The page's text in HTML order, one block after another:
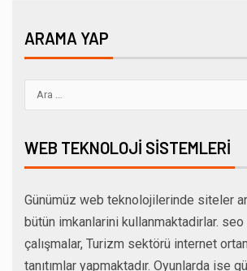
ARAMA YAP
WEB TEKNOLOJI SISTEMLERI
Günümüz web teknolojilerinde siteler
bütün imkanlarini kullanmaktadirlar. seo
çalışmalar, Turizm sektörü internet
tanıtımlar yapmaktadır. Oyunlarda ise